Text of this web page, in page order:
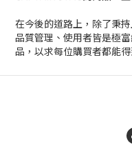
在今後的道路上，除了秉
品質管理、使用者皆是極
品，以求每位購買者都能